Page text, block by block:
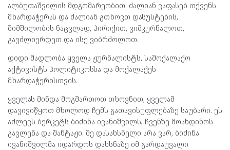
ალბუთაშვილის მდგომარეობით. ძალიან ვაფასებ თქვენს
მხარდაჭერას და ძალიან გთხოვთ დასუსტების,
შიმშილობის ნაცვლად, პირიქით, ვიმკურნალოთ,
გავძლიერდეთ და ისე ვიბრძოლოთ.
დიდი მადლობა ყველა ჟურნალისტს, სამოქალაქო
აქტივისტს პოლიტიკოსსა და მოქალაქეს
მხარდაჭერისთვის.
ყველას მინდა მოგმართოთ თხოვნით, ყველამ
დავივიწყოთ მხოლოდ ჩემს გათავისუფლებაზე საუბარი. ეს
აძლევს ბერკეტს ბიძინა ივანიშვილს, ჩვენზე მოახდინოს
გავლენა და შანტაჟი. მე დასახსნელი არა ვარ, ბიძინა
ივანიშვილმა იდარდოს დახსნაზე იმ გარდაუვალი